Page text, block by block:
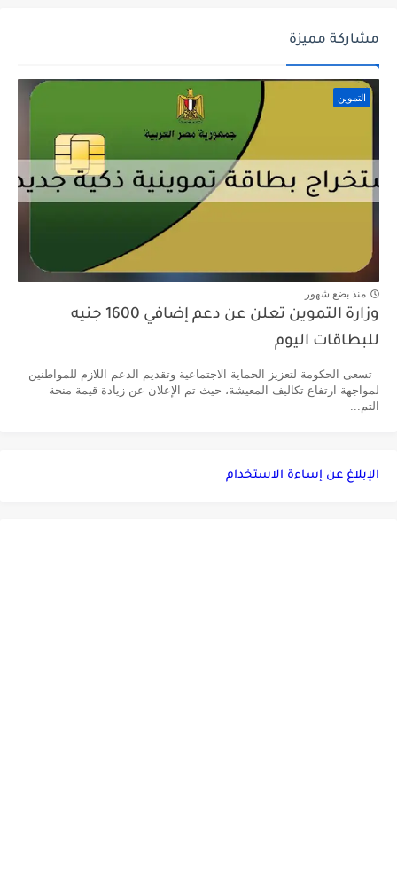
مشاركة مميزة
التموين
منذ بضع شهور
وزارة التموين تعلن عن دعم إضافي 1600 جنيه
للبطاقات اليوم
تسعى الحكومة لتعزيز الحماية الاجتماعية وتقديم الدعم اللازم للمواطنين
لمواجهة ارتفاع تكاليف المعيشة، حيث تم الإعلان عن زيادة قيمة منحة
التم...
الإبلاغ عن إساءة الاستخدام